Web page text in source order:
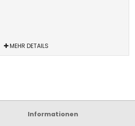
MEHR DETAILS
Informationen